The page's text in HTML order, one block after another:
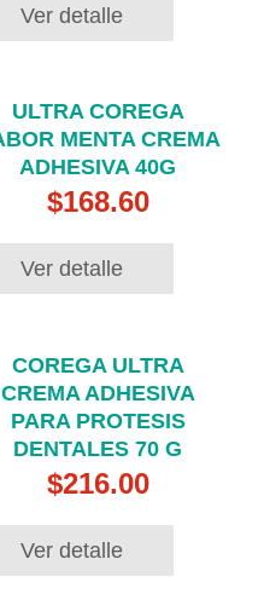
Ver detalle
ULTRA COREGA
MENTA CREMA
ADHESIVA 40G
$168.60
Ver detalle
COREGA ULTRA
CREMA ADHESIVA
PARA PROTESIS
DENTALES 70 G
$216.00
Ver detalle